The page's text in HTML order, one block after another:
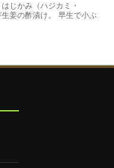
じかみ（ハジカミ・
姜の酢漬け。 早生で小ぶ